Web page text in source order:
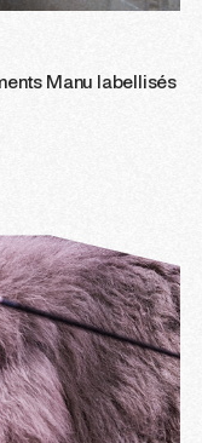
Manu labellisés